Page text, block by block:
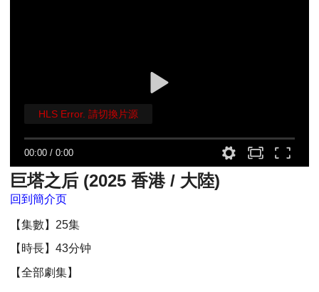
00:00 /0:00
HLS Error. 請切換片源
巨塔之后 (2025 香港 / 大陸)
回到簡介页
【集數】25集
【時長】43分钟
【全部劇集】